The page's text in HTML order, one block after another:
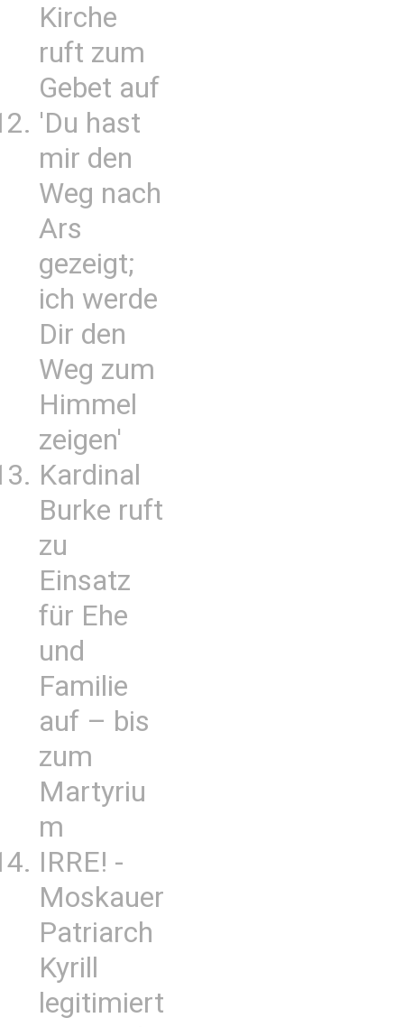
Kirche
ruft zum
Gebet auf
'Du hast
mir den
Weg nach
Ars
gezeigt;
ich werde
Dir den
Weg zum
Himmel
zeigen'
Kardinal
Burke ruft
zu
Einsatz
für Ehe
und
Familie
auf – bis
zum
Martyriu
m
IRRE! -
Moskauer
Patriarch
Kyrill
legitimiert